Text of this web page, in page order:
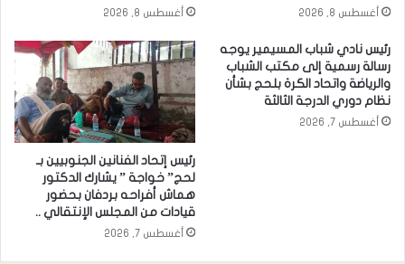
أغسطس 8, 2026 أغسطس 8, 2026
رئيس نادي شباب المسيمير يوجه
رسالة رسمية إلى مكتب الشباب
والرياضة واتحاد الكرة بلحج بشأن
نظام دوري الدرجة الثالثة
أغسطس 7, 2026
رئيس إتحاد الفنانين الجنوبيين بـ
لحج” خواجة ” يشارك الدكتور
هماش أفراحه بردفان بحضور
قيادات من المجلس الإنتقالي ..
أغسطس 7, 2026